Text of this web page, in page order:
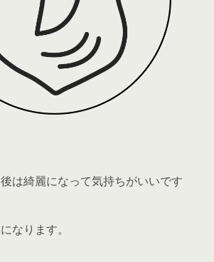
は綺麗になって気持ちがいいです
なります。